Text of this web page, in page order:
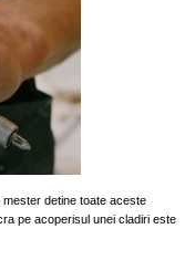
detine toate aceste
pe acoperisul unei cladiri este